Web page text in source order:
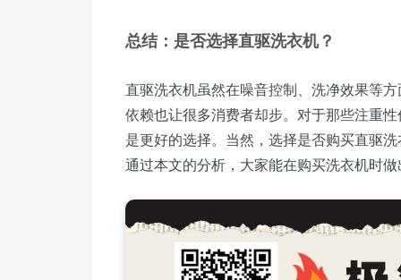
总结：是否选择直驱洗衣机？
直驱洗衣机虽然在噪音控制、洗净效果等
依赖也让很多消费者却步。对于那些注重
是更好的选择。当然，选择是否购买直驱
通过本文的分析，大家能在购买洗衣机时